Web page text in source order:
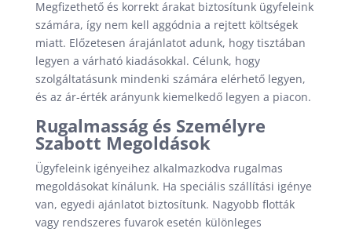
Megfizethető és korrekt árakat biztosítunk ügyfeleink
számára, így nem kell aggódnia a rejtett költségek
miatt. Előzetesen árajánlatot adunk, hogy tisztában
legyen a várható kiadásokkal. Célunk, hogy
szolgáltatásunk mindenki számára elérhető legyen,
és az ár-érték arányunk kiemelkedő legyen a piacon.
Rugalmasság és Személyre
Szabott Megoldások
Ügyfeleink igényeihez alkalmazkodva rugalmas
megoldásokat kínálunk. Ha speciális szállítási igénye
van, egyedi ajánlatot biztosítunk. Nagyobb flották
vagy rendszeres fuvarok esetén különleges